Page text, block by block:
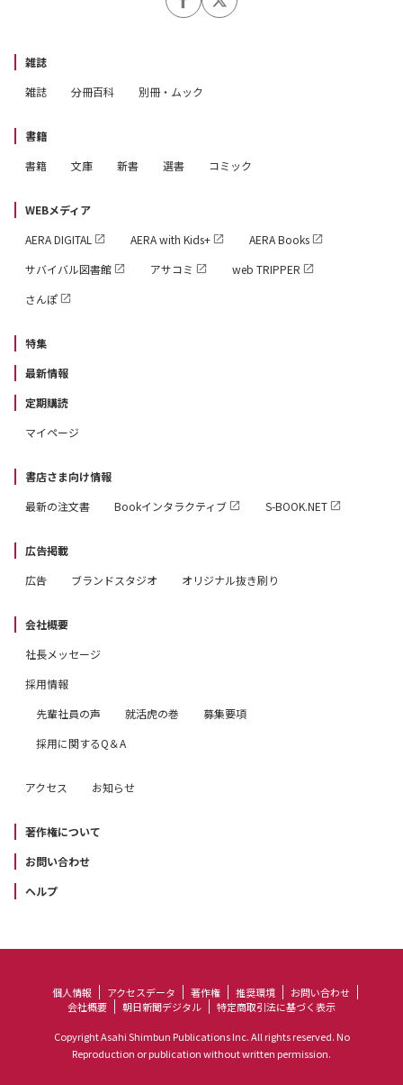
雑誌
雑誌
分冊百科 別冊・ムック
書籍
書籍
文庫 新書 選書 コミック
WEBメディア
AERA DIGITAL
AERA with Kids+
AERA Books
サバイバル図書館
アサコミ
web TRIPPER
さんぽ
特集
最新情報
定期購読
マイページ
書店さま向け情報
最新の注文書
Bookインタラクティブ S-BOOK.NET
広告掲載
広告
ブランドスタジオ オリジナル抜き刷り
会社概要
社長メッセージ
採用情報
先輩社員の声
就活虎の巻
募集要項
採用に関するQ＆A
アクセス お知らせ
著作権について
お問い合わせ
ヘルプ
個人情報 アクセスデータ 著作権 推奨環境
お問い合わせ
会社概要
朝日新聞デジタル 特定商取引法に基づく表示
Copyright Asahi Shimbun Publications Inc. All rights reserved. No
Reproduction or publication without written permission.